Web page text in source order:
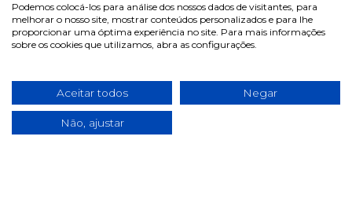
Política de cookies
Condições de campanhas
Podemos colocá-los para análise dos nossos dados de visitantes, para
melhorar o nosso site, mostrar conteúdos personalizados e para lhe
proporcionar uma óptima experiência no site. Para mais informações
sobre os cookies que utilizamos, abra as configurações.
Aceitar todos Negar
Não, ajustar